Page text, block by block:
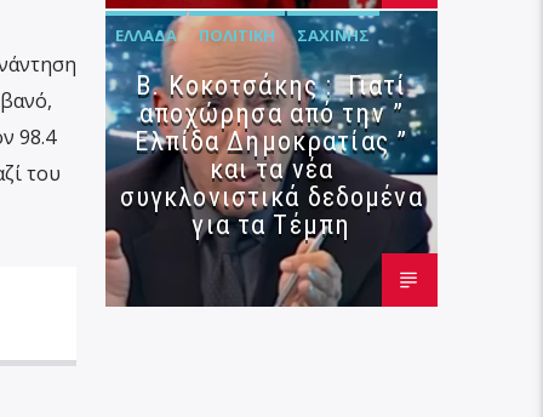
98.4
του
ΕΛΛΆΔΑ ΠΟΛΙΤΙΚΉ ΣΑΧΊΝΗΣ
Β. Κοκοτσάκης : Γιατί
αποχώρησα από την ”
Ελπίδα Δημοκρατίας ”
και τα νέα
συγκλονιστικά δεδομένα
για τα Τέμπη